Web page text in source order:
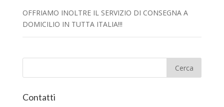
OFFRIAMO INOLTRE IL SERVIZIO DI CONSEGNA A
DOMICILIO IN TUTTA ITALIA!!!
Contatti